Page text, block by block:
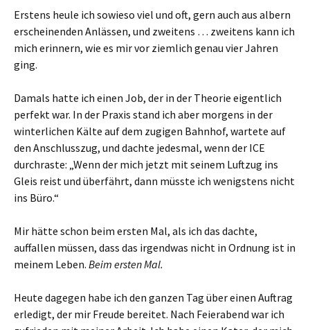
Erstens heule ich sowieso viel und oft, gern auch aus albern
erscheinenden Anlässen, und zweitens … zweitens kann ich
mich erinnern, wie es mir vor ziemlich genau vier Jahren
ging.
Damals hatte ich einen Job, der in der Theorie eigentlich
perfekt war. In der Praxis stand ich aber morgens in der
winterlichen Kälte auf dem zugigen Bahnhof, wartete auf
den Anschlusszug, und dachte jedesmal, wenn der ICE
durchraste: „Wenn der mich jetzt mit seinem Luftzug ins
Gleis reist und überfährt, dann müsste ich wenigstens nicht
ins Büro.“
Mir hätte schon beim ersten Mal, als ich das dachte,
auffallen müssen, dass das irgendwas nicht in Ordnung ist in
meinem Leben. Beim ersten Mal.
Heute dagegen habe ich den ganzen Tag über einen Auftrag
erledigt, der mir Freude bereitet. Nach Feierabend war ich